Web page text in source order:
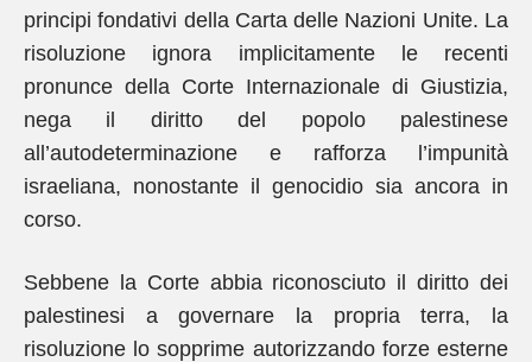
principi fondativi della Carta delle Nazioni Unite. La
risoluzione ignora implicitamente le recenti
pronunce della Corte Internazionale di Giustizia,
nega il diritto del popolo palestinese
all’autodeterminazione e rafforza l’impunità
israeliana, nonostante il genocidio sia ancora in
corso.
Sebbene la Corte abbia riconosciuto il diritto dei
palestinesi a governare la propria terra, la
risoluzione lo sopprime autorizzando forze esterne